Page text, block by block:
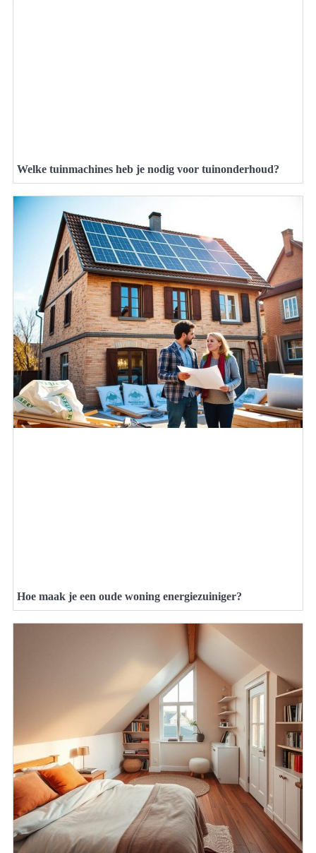
Welke tuinmachines heb je nodig voor tuinonderhoud?
Hoe maak je een oude woning energiezuiniger?